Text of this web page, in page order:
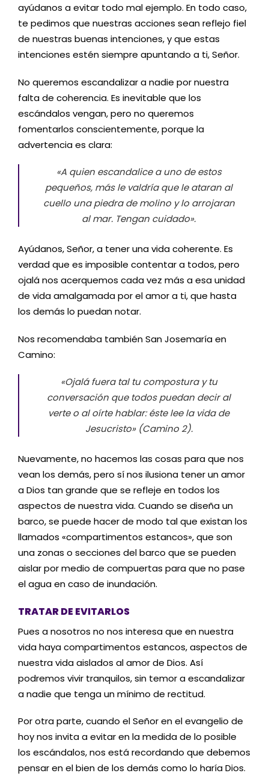
ayúdanos a evitar todo mal ejemplo. En todo caso,
te pedimos que nuestras acciones sean reflejo fiel
de nuestras buenas intenciones, y que estas
intenciones estén siempre apuntando a ti, Señor.
No queremos escandalizar a nadie por nuestra
falta de coherencia. Es inevitable que los
escándalos vengan, pero no queremos
fomentarlos conscientemente, porque la
advertencia es clara:
«A quien escandalice a uno de estos
pequeños, más le valdría que le ataran al
cuello una piedra de molino y lo arrojaran
al mar. Tengan cuidado».
Ayúdanos, Señor, a tener una vida coherente. Es
verdad que es imposible contentar a todos, pero
ojalá nos acerquemos cada vez más a esa unidad
de vida amalgamada por el amor a ti, que hasta
los demás lo puedan notar.
Nos recomendaba también San Josemaría en
Camino:
«Ojalá fuera tal tu compostura y tu
conversación que todos puedan decir al
verte o al oírte hablar: éste lee la vida de
Jesucristo»(Camino 2).
Nuevamente, no hacemos las cosas para que nos
vean los demás, pero sí nos ilusiona tener un amor
a Dios tan grande que se refleje en todos los
aspectos de nuestra vida. Cuando se diseña un
barco, se puede hacer de modo tal que existan los
llamados «compartimentos estancos», que son
una zonas o secciones del barco que se pueden
aislar por medio de compuertas para que no pase
el agua en caso de inundación.
TRATAR DE EVITARLOS
Pues a nosotros no nos interesa que en nuestra
vida haya compartimentos estancos, aspectos de
nuestra vida aislados al amor de Dios. Así
podremos vivir tranquilos, sin temor a escandalizar
a nadie que tenga un mínimo de rectitud.
Por otra parte, cuando el Señor en el evangelio de
hoy nos invita a evitar en la medida de lo posible
los escándalos, nos está recordando que debemos
pensar en el bien de los demás como lo haría Dios.